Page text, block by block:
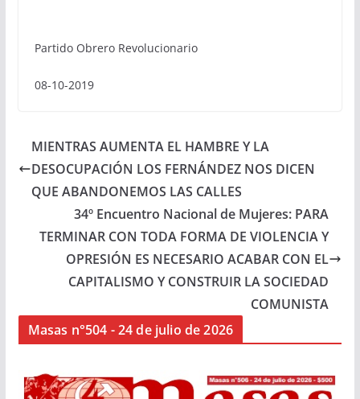
Partido Obrero Revolucionario
08-10-2019
MIENTRAS AUMENTA EL HAMBRE Y LA
DESOCUPACIÓN LOS FERNÁNDEZ NOS DICEN
QUE ABANDONEMOS LAS CALLES
34º Encuentro Nacional de Mujeres: PARA
TERMINAR CON TODA FORMA DE VIOLENCIA Y
OPRESIÓN ES NECESARIO ACABAR CON EL
CAPITALISMO Y CONSTRUIR LA SOCIEDAD
COMUNISTA
Masas n°504 - 24 de julio de 2026